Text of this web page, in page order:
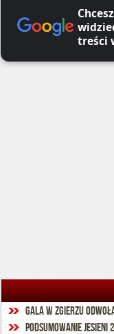
treści
Gala w Zgierzu
Podsumowanie jesieni